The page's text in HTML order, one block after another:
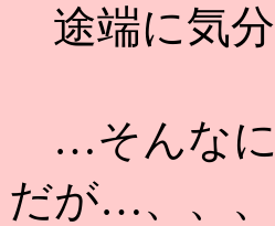
途端に気
…そんなに
だが…、、、